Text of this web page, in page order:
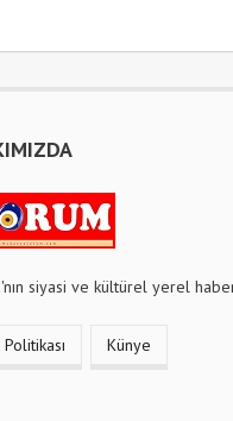
siyasi ve kültürel yerel
Künye